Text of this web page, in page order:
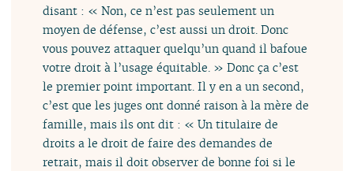
disant : « Non, ce n’est pas seulement un
moyen de défense, c’est aussi un droit. Donc
vous pouvez attaquer quelqu’un quand il bafoue
votre droit à l’usage équitable. » Donc ça c’est
le premier point important. Il y en a un second,
c’est que les juges ont donné raison à la mère de
famille, mais ils ont dit : « Un titulaire de
droits a le droit de faire des demandes de
retrait, mais il doit observer de bonne foi si le